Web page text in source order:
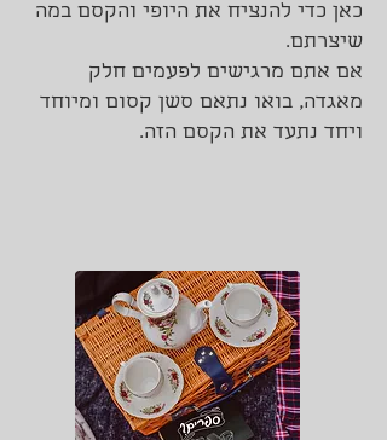
כאן כדי להנציח את היופי והקסם במה
שיצרתם.
אם אתם מרגישים לפעמים חלק
מאגדה, בואו נתאם סשן קסום ומיוחד
ויחד נתעד את הקסם הזה.